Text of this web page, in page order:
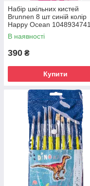
Набір шкільних кистей
Brunnen 8 шт синій колір
Happy Ocean 1048934741
В наявності
390 ₴
Купити